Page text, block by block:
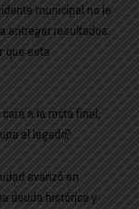
municipal no le
entregar resultados.
que esta
a la recta final,
el legado?
avanzó en
deuda histórica y